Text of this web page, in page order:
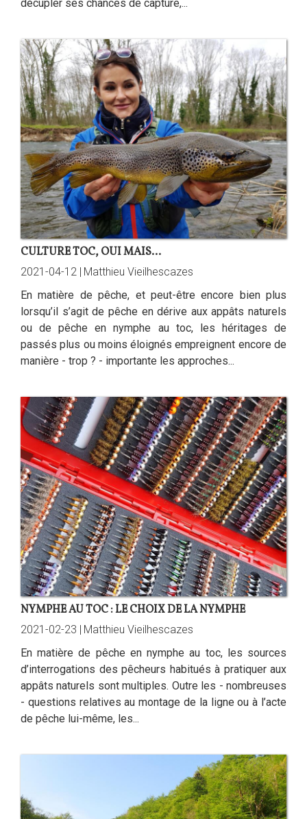
décupler ses chances de capture,...
CULTURE TOC, OUI MAIS…
2021-04-12 |
Matthieu Vieilhescazes
En matière de pêche, et peut-être encore bien plus
lorsqu’il s’agit de pêche en dérive aux appâts naturels
ou de pêche en nymphe au toc, les héritages de
passés plus ou moins éloignés empreignent encore de
manière - trop ? - importante les approches...
NYMPHE AU TOC : LE CHOIX DE LA NYMPHE
2021-02-23 |
Matthieu Vieilhescazes
En matière de pêche en nymphe au toc, les sources
d’interrogations des pêcheurs habitués à pratiquer aux
appâts naturels sont multiples. Outre les - nombreuses
- questions relatives au montage de la ligne ou à l’acte
de pêche lui-même, les...